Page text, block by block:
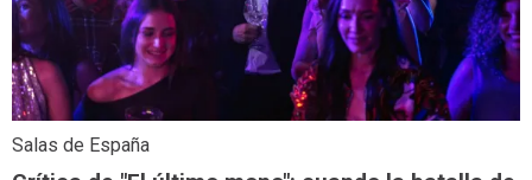
Salas de España